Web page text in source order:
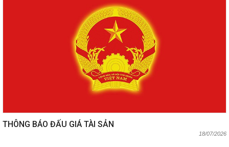
THÔNG BÁO ĐẤU GIÁ TÀI SẢN
18/07/2026